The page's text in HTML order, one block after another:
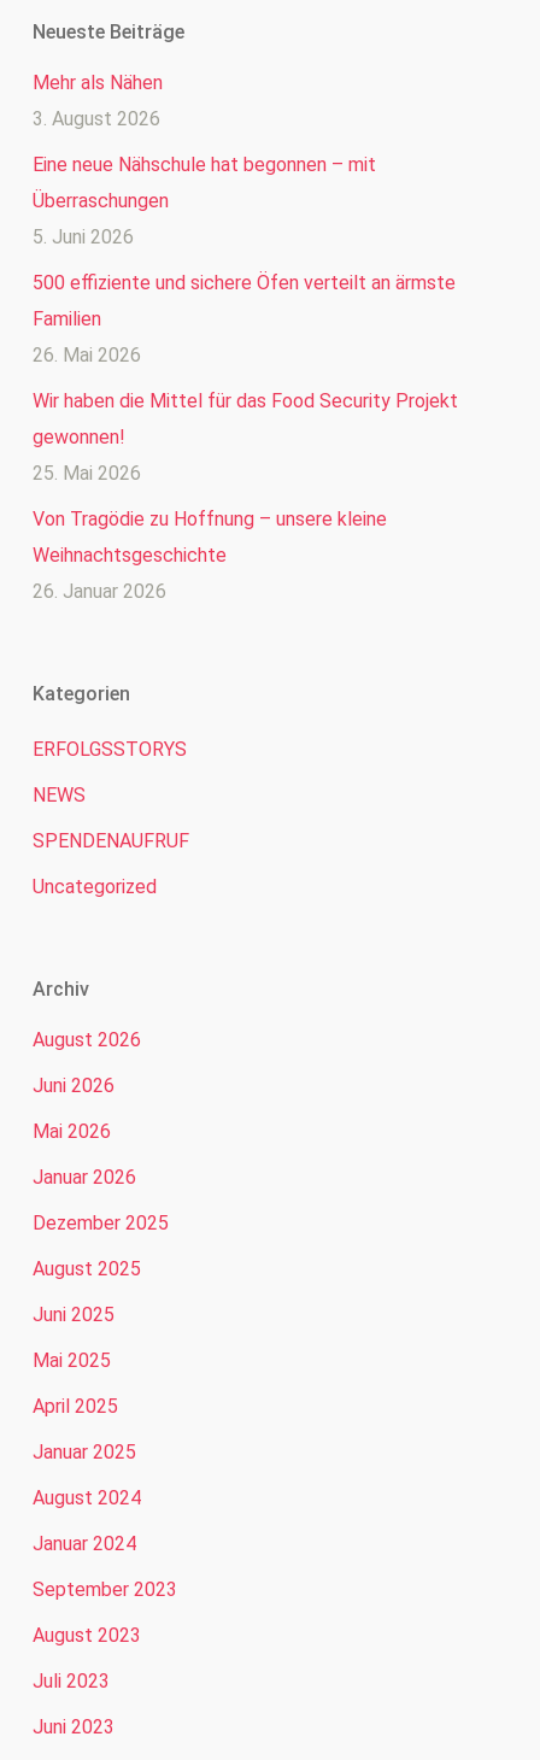
Neueste Beiträge
Mehr als Nähen
3. August 2026
Eine neue Nähschule hat begonnen – mit
Überraschungen
5. Juni 2026
500 effiziente und sichere Öfen verteilt an ärmste
Familien
26. Mai 2026
Wir haben die Mittel für das Food Security Projekt
gewonnen!
25. Mai 2026
Von Tragödie zu Hoffnung – unsere kleine
Weihnachtsgeschichte
26. Januar 2026
Kategorien
ERFOLGSSTORYS
NEWS
SPENDENAUFRUF
Uncategorized
Archiv
August 2026
Juni 2026
Mai 2026
Januar 2026
Dezember 2025
August 2025
Juni 2025
Mai 2025
April 2025
Januar 2025
August 2024
Januar 2024
September 2023
August 2023
Juli 2023
Juni 2023